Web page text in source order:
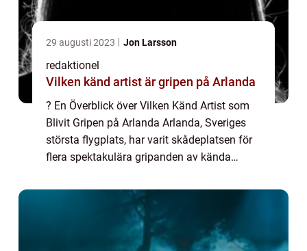
29 augusti 2023 Jon Larsson
redaktionel
Vilken känd artist är gripen på Arlanda
? En Överblick över Vilken Känd Artist som
Blivit Gripen på Arlanda Arlanda, Sveriges
största flygplats, har varit skådeplatsen för
flera spektakulära gripanden av kända
alltid fångat allmänhetens intresse och...